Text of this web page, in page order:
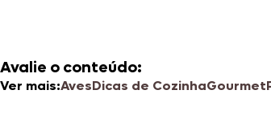
Avalie o conteúdo:
Ver mais:AvesDicas de CozinhaGourmet